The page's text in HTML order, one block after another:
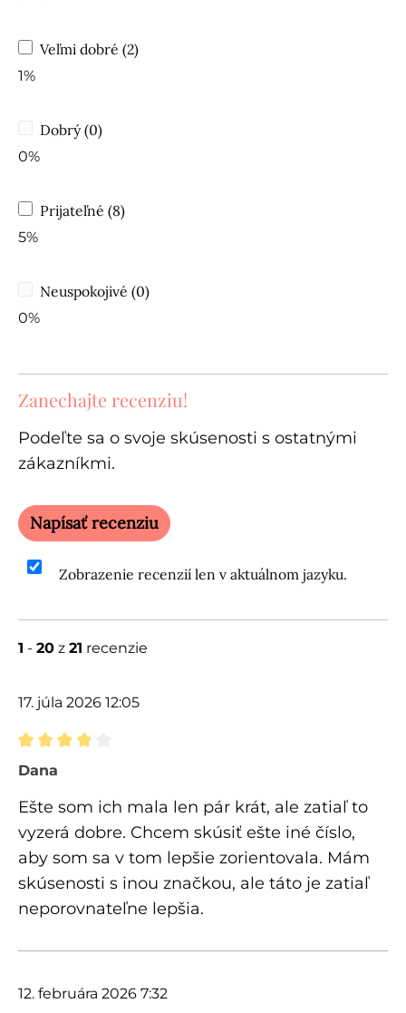
Veľmi dobré (2)
1%
Dobrý (0)
0%
Prijateľné (8)
5%
Neuspokojivé (0)
0%
Zanechajte recenziu!
Podeľte sa o svoje skúsenosti s ostatnými
zákazníkmi.
Napísať recenziu
Zobrazenie recenzií len v aktuálnom jazyku.
1 - 20 z 21 recenzie
17. júla 2026 12:05
Recenzia s hodnotením 4 z 5 hviezdičiek
Dana
Ešte som ich mala len pár krát, ale zatiaľ to
vyzerá dobre. Chcem skúsiť ešte iné číslo,
aby som sa v tom lepšie zorientovala. Mám
skúsenosti s inou značkou, ale táto je zatiaľ
neporovnateľne lepšia.
12. februára 2026 7:32